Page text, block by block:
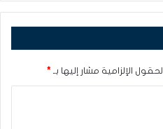
الحقول الإلزامية مشار إليها بـ *